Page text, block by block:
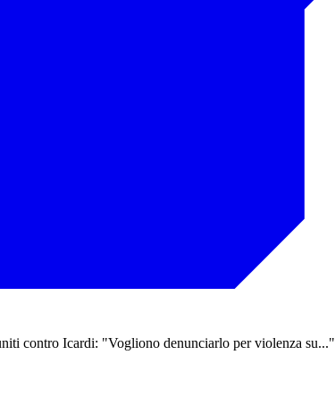
contro Icardi: "Vogliono denunciarlo per violenza su..."